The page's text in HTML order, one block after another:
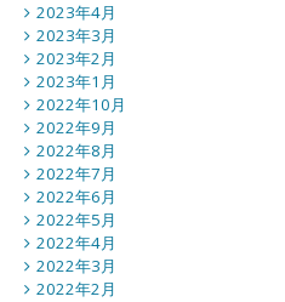
2023年4月
2023年3月
2023年2月
2023年1月
2022年10月
2022年9月
2022年8月
2022年7月
2022年6月
2022年5月
2022年4月
2022年3月
2022年2月